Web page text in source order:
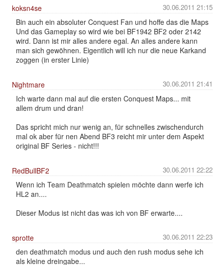
30.06.2011 21:15
koksn4se
Bin auch ein absoluter Conquest Fan und hoffe das die Maps
Und das Gameplay so wird wie bei BF1942 BF2 oder 2142
wird. Dann ist mir alles andere egal. An alles andere kann
man sich gewöhnen. Eigentlich will ich nur die neue Karkand
zoggen (in erster Linie)
30.06.2011 21:41
Nightmare
Ich warte dann mal auf die ersten Conquest Maps... mit
allem drum und dran!
Das spricht mich nur wenig an, für schnelles zwischendurch
mal ok aber für nen Abend BF3 reicht mir unter dem Aspekt
original BF Series - nicht!!!
30.06.2011 22:22
RedBullBF2
Wenn ich Team Deathmatch spielen möchte dann werfe ich
HL2 an....
Dieser Modus ist nicht das was ich von BF erwarte....
30.06.2011 22:23
sprotte
den deathmatch modus und auch den rush modus sehe ich
als kleine dreingabe...